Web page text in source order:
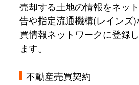
売却する土地の情報をネッ
告や指定流通機構(レインズ
買情報ネットワークに登録
ます。
不動産売買契約